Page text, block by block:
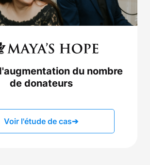
du nombre
de donateurs
Voir l'étude de cas➔